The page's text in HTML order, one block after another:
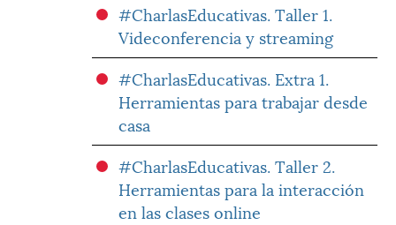
#CharlasEducativas. Taller 1.
Videconferencia y streaming
#CharlasEducativas. Extra 1.
Herramientas para trabajar desde
casa
#CharlasEducativas. Taller 2.
Herramientas para la interacción
en las clases online